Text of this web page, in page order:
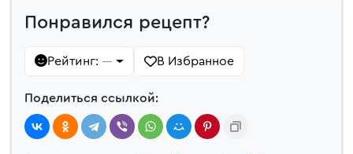
Понравился рецепт?
Рейтинг: — В Избранное
Поделиться ссылкой: